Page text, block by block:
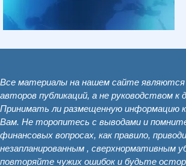
Все материалы на нашем сайте
авторов публикаций, а не руководством к
Принимать ли размещенную информацию
Вам. Не торопитесь с выводами и
финансовых вопросах, как правило,
незапланированным , сверхнормативным
повторяйте чужих ошибок и будьте